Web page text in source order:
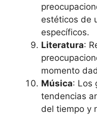
estéticos de
específicos.
Literatura:
momento
Música: Los
tendencias
del tiempo y